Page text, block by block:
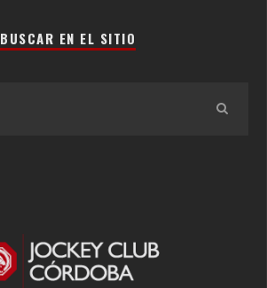
BUSCAR EN EL SITIO